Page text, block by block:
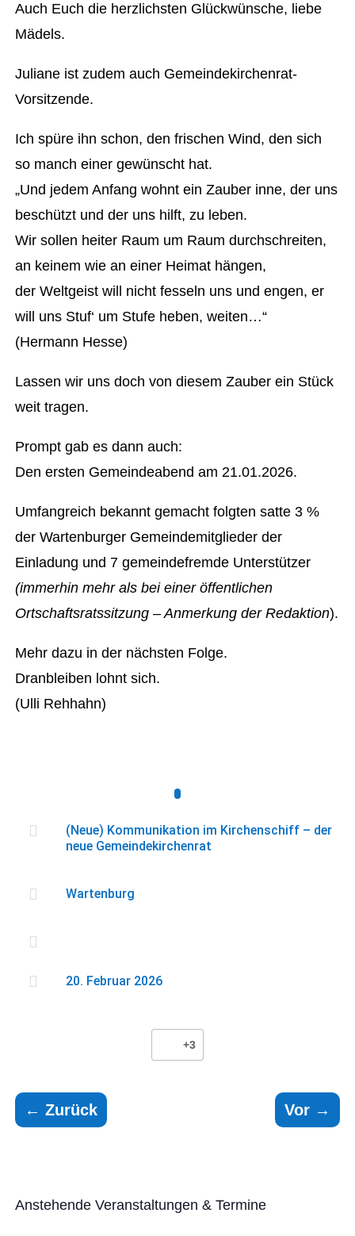
Auch Euch die herzlichsten Glückwünsche, liebe
Mädels.
Juliane ist zudem auch Gemeindekirchenrat-
Vorsitzende.
Ich spüre ihn schon, den frischen Wind, den sich
so manch einer gewünscht hat.
„Und jedem Anfang wohnt ein Zauber inne, der uns
beschützt und der uns hilft, zu leben.
Wir sollen heiter Raum um Raum durchschreiten,
an keinem wie an einer Heimat hängen,
der Weltgeist will nicht fesseln uns und engen, er
will uns Stuf‘ um Stufe heben, weiten…“
(Hermann Hesse)
Lassen wir uns doch von diesem Zauber ein Stück
weit tragen.
Prompt gab es dann auch:
Den ersten Gemeindeabend am 21.01.2026.
Umfangreich bekannt gemacht folgten satte 3 %
der Wartenburger Gemeindemitglieder der
Einladung und 7 gemeindefremde Unterstützer
(immerhin mehr als bei einer öffentlichen
Ortschaftsratssitzung – Anmerkung der Redaktion).
Mehr dazu in der nächsten Folge.
Dranbleiben lohnt sich.
(Ulli Rehhahn)

(Neue) Kommunikation im Kirchenschiff – der
neue Gemeindekirchenrat
 Wartenburg

 20. Februar 2026
+3
←Zurück Vor→
Anstehende Veranstaltungen & Termine